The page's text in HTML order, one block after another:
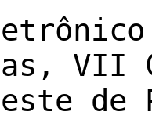
VII
de